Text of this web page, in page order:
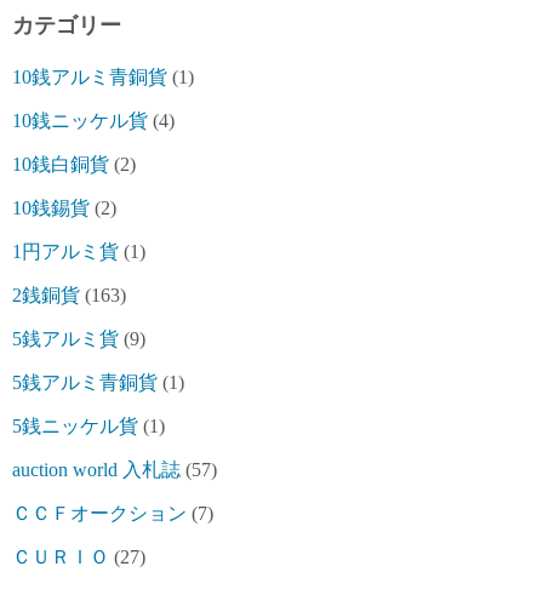
カテゴリー
10銭アルミ青銅貨 (1)
10銭ニッケル貨 (4)
10銭白銅貨 (2)
10銭錫貨 (2)
1円アルミ貨 (1)
2銭銅貨 (163)
5銭アルミ貨 (9)
5銭アルミ青銅貨 (1)
5銭ニッケル貨 (1)
auction world 入札誌 (57)
ＣＣＦオークション (7)
ＣＵＲＩＯ (27)